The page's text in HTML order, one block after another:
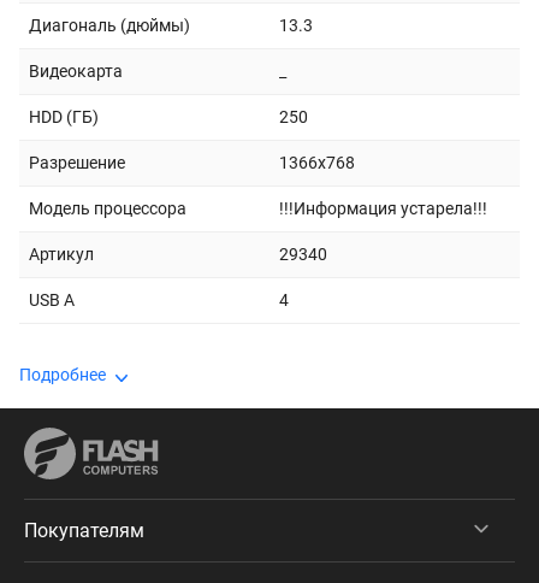
Диагональ (дюймы) 13.3
Видеокарта
HDD (ГБ) 250
Разрешение 1366x768
Модель процессора !!!Информация устарела!!!
Артикул 29340
USB A 4
Подробнее
Покупателям